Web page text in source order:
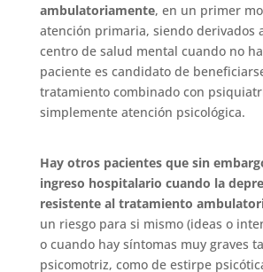
ambulatoriamente, en un primer
atención primaria, siendo derivados
centro de salud mental cuando no
paciente es candidato de
tratamiento combinado con
simplemente atención psicológica.
Hay otros pacientes que sin
ingreso hospitalario cuando la
resistente al tratamiento
un riesgo para si mismo (ideas o
o cuando hay síntomas muy graves
psicomotriz, como de estirpe